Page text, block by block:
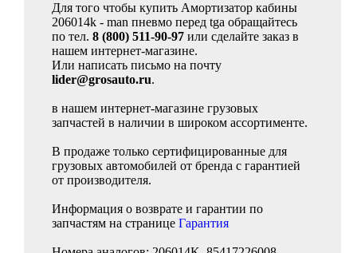
Для того чтобы купить Амортизатор кабины
206014k - man пневмо перед tga обращайтесь
по тел. 8 (800) 511-90-97 или сделайте заказ в
нашем интернет-магазине.
Или написать письмо на почту
lider@grosauto.ru.
в нашем интернет-магазине грузовых
запчастей в наличии в широком ассортименте.
В продаже только сертифицированные для
грузовых автомобилей от бренда с гарантией
от производителя.
Информация о возврате и гарантии по
запчастям на странице Гарантия